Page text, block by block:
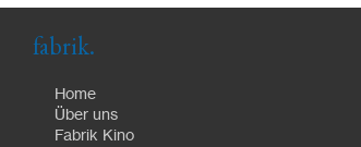
fabrik.
Home
Über uns
Fabrik Kino